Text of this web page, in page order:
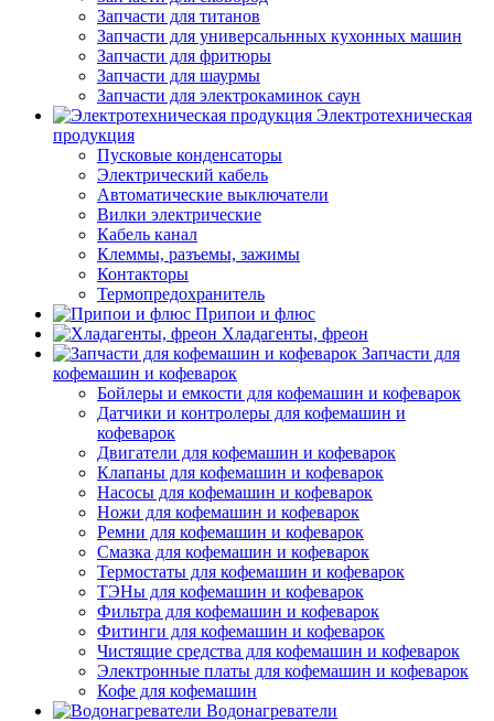
Запчасти для титанов
Запчасти для универсальнных кухонных машин
Запчасти для фритюры
Запчасти для шаурмы
Запчасти для электрокаминок саун
Электротехническая
продукция
Пусковые конденсаторы
Электрический кабель
Автоматические выключатели
Вилки электрические
Кабель канал
Клеммы, разъемы, зажимы
Контакторы
Термопредохранитель
Припои и флюс
Хладагенты, фреон
Запчасти для
кофемашин и кофеварок
Бойлеры и емкости для кофемашин и кофеварок
Датчики и контролеры для кофемашин и
кофеварок
Двигатели для кофемашин и кофеварок
Клапаны для кофемашин и кофеварок
Насосы для кофемашин и кофеварок
Ножи для кофемашин и кофеварок
Ремни для кофемашин и кофеварок
Смазка для кофемашин и кофеварок
Термостаты для кофемашин и кофеварок
ТЭНы для кофемашин и кофеварок
Фильтра для кофемашин и кофеварок
Фитинги для кофемашин и кофеварок
Чистящие средства для кофемашин и кофеварок
Электронные платы для кофемашин и кофеварок
Кофе для кофемашин
Водонагреватели